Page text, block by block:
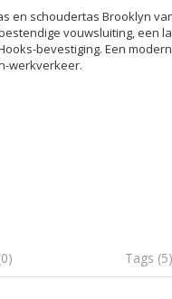
en schoudertas Brooklyn
vouwsluiting, een
bevestiging. Een
werkverkeer.
Tags (5)